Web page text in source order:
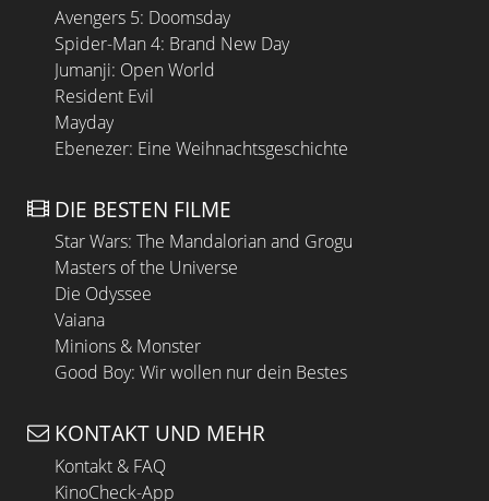
Avengers 5: Doomsday
Spider-Man 4: Brand New Day
Jumanji: Open World
Resident Evil
Mayday
Ebenezer: Eine Weihnachtsgeschichte
DIE BESTEN FILME
Star Wars: The Mandalorian and Grogu
Masters of the Universe
Die Odyssee
Vaiana
Minions & Monster
Good Boy: Wir wollen nur dein Bestes
KONTAKT UND MEHR
Kontakt & FAQ
KinoCheck-App